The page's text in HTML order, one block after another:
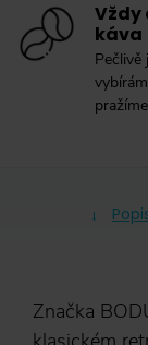
Vždy
káva
Pečlivě
Značka